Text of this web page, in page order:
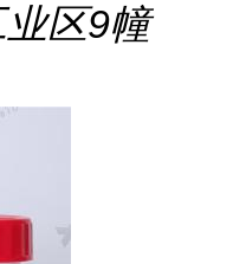
区9幢